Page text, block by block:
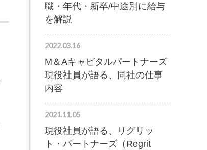
職・年代・新卒/中途別に給与
を解説
2022.03.16
M＆Aキャピタルパートナーズ
現役社員が語る、同社の仕事
内容
2021.11.05
現役社員が語る、リグリッ
ト・パートナーズ（Regrit